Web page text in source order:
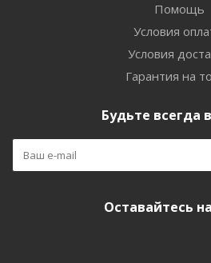
Помощь
Условия
Условия
Гарантия на
Будьте всегда
Оставайтесь